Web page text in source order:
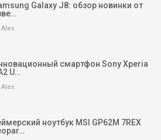
Galaxy J8: обзор новинки от
Alex
смартфон Sony Xperia
U…
Alex
ноутбук MSI GP62M 7REX